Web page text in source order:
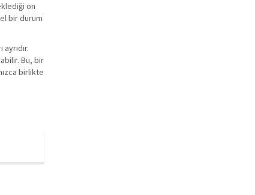
on
bir durum
Bu, bir
birlikte